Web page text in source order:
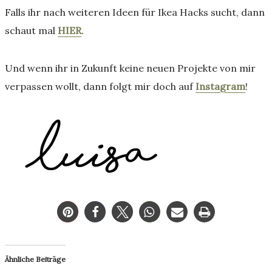
Falls ihr nach weiteren Ideen für Ikea Hacks sucht, dann
schaut mal HIER.
Und wenn ihr in Zukunft keine neuen Projekte von mir
verpassen wollt, dann folgt mir doch auf Instagram!
Ähnliche Beiträge